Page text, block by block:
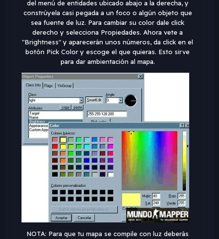
del menú de entidades ubicado abajo a la derecha, y
constrúyela casi pegada a un foco o algún objeto que
sea fuente de luz. Para cambiar su color dale click
derecho y selecciona Propiedades. Ahora vete a
"Brightness" y aparecerán unos números, da click en el
botón Pick Color y escoge el que quieras. Esto sirve
para dar ambientación al mapa.
NOTA: Para que tu mapa se compile con luz deberás